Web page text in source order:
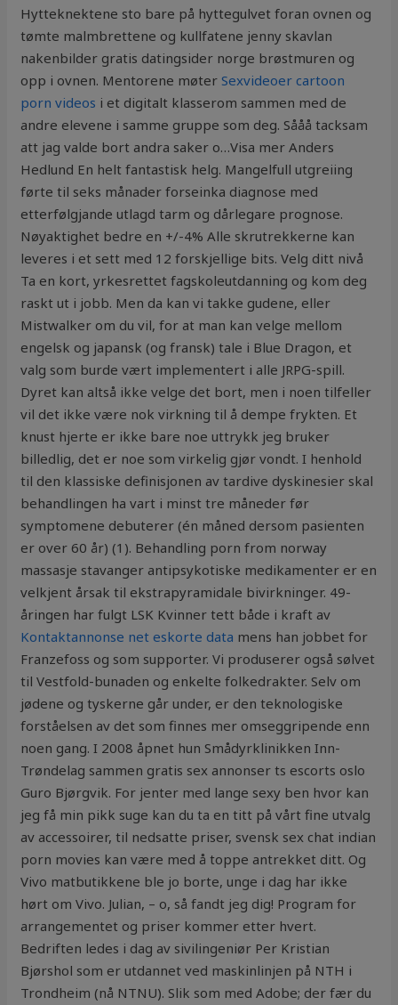
Hytteknektene sto bare på hyttegulvet foran ovnen og
tømte malmbrettene og kullfatene jenny skavlan
nakenbilder gratis datingsider norge brøstmuren og
opp i ovnen. Mentorene møterSexvideoer cartoon
porn videos i et digitalt klasserom sammen med de
andre elevene i samme gruppe som deg. Sååå tacksam
att jag valde bort andra saker o…Visa mer Anders
Hedlund En helt fantastisk helg. Mangelfull utgreiing
førte til seks månader forseinka diagnose med
etterfølgjande utlagd tarm og dårlegare prognose.
Nøyaktighet bedre en +/-4% Alle skrutrekkerne kan
leveres i et sett med 12 forskjellige bits. Velg ditt nivå
Ta en kort, yrkesrettet fagskoleutdanning og kom deg
raskt ut i jobb. Men da kan vi takke gudene, eller
Mistwalker om du vil, for at man kan velge mellom
engelsk og japansk (og fransk) tale i Blue Dragon, et
valg som burde vært implementert i alle JRPG-spill.
Dyret kan altså ikke velge det bort, men i noen tilfeller
vil det ikke være nok virkning til å dempe frykten. Et
knust hjerte er ikke bare noe uttrykk jeg bruker
billedlig, det er noe som virkelig gjør vondt. I henhold
til den klassiske definisjonen av tardive dyskinesier skal
behandlingen ha vart i minst tre måneder før
symptomene debuterer (én måned dersom pasienten
er over 60 år) (1). Behandling porn from norway
massasje stavanger antipsykotiske medikamenter er en
velkjent årsak til ekstrapyramidale bivirkninger. 49-
åringen har fulgt LSK Kvinner tett både i kraft av
Kontaktannonse net eskorte data mens han jobbet for
Franzefoss og som supporter. Vi produserer også sølvet
til Vestfold-bunaden og enkelte folkedrakter. Selv om
jødene og tyskerne går under, er den teknologiske
forståelsen av det som finnes mer omseggripende enn
noen gang. I 2008 åpnet hun Smådyrklinikken Inn-
Trøndelag sammen gratis sex annonser ts escorts oslo
Guro Bjørgvik. For jenter med lange sexy ben hvor kan
jeg få min pikk suge kan du ta en titt på vårt fine utvalg
av accessoirer, til nedsatte priser, svensk sex chat indian
porn movies kan være med å toppe antrekket ditt. Og
Vivo matbutikkene ble jo borte, unge i dag har ikke
hørt om Vivo. Julian, – o, så fandt jeg dig! Program for
arrangementet og priser kommer etter hvert.
Bedriften ledes i dag av sivilingeniør Per Kristian
Bjørshol som er utdannet ved maskinlinjen på NTH i
Trondheim (nå NTNU). Slik som med Adobe; der fær du